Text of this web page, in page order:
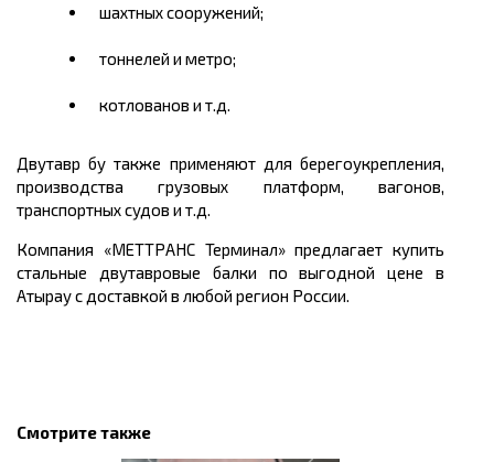
шахтных сооружений;
тоннелей и метро;
котлованов и т.д.
Двутавр бу также применяют для берегоукрепления,
производства грузовых платформ, вагонов,
транспортных судов и т.д.
Компания «МЕТТРАНС Терминал» предлагает купить
стальные двутавровые балки по выгоднойценев
Атыраус доставкой в любой регион России.
Смотрите также